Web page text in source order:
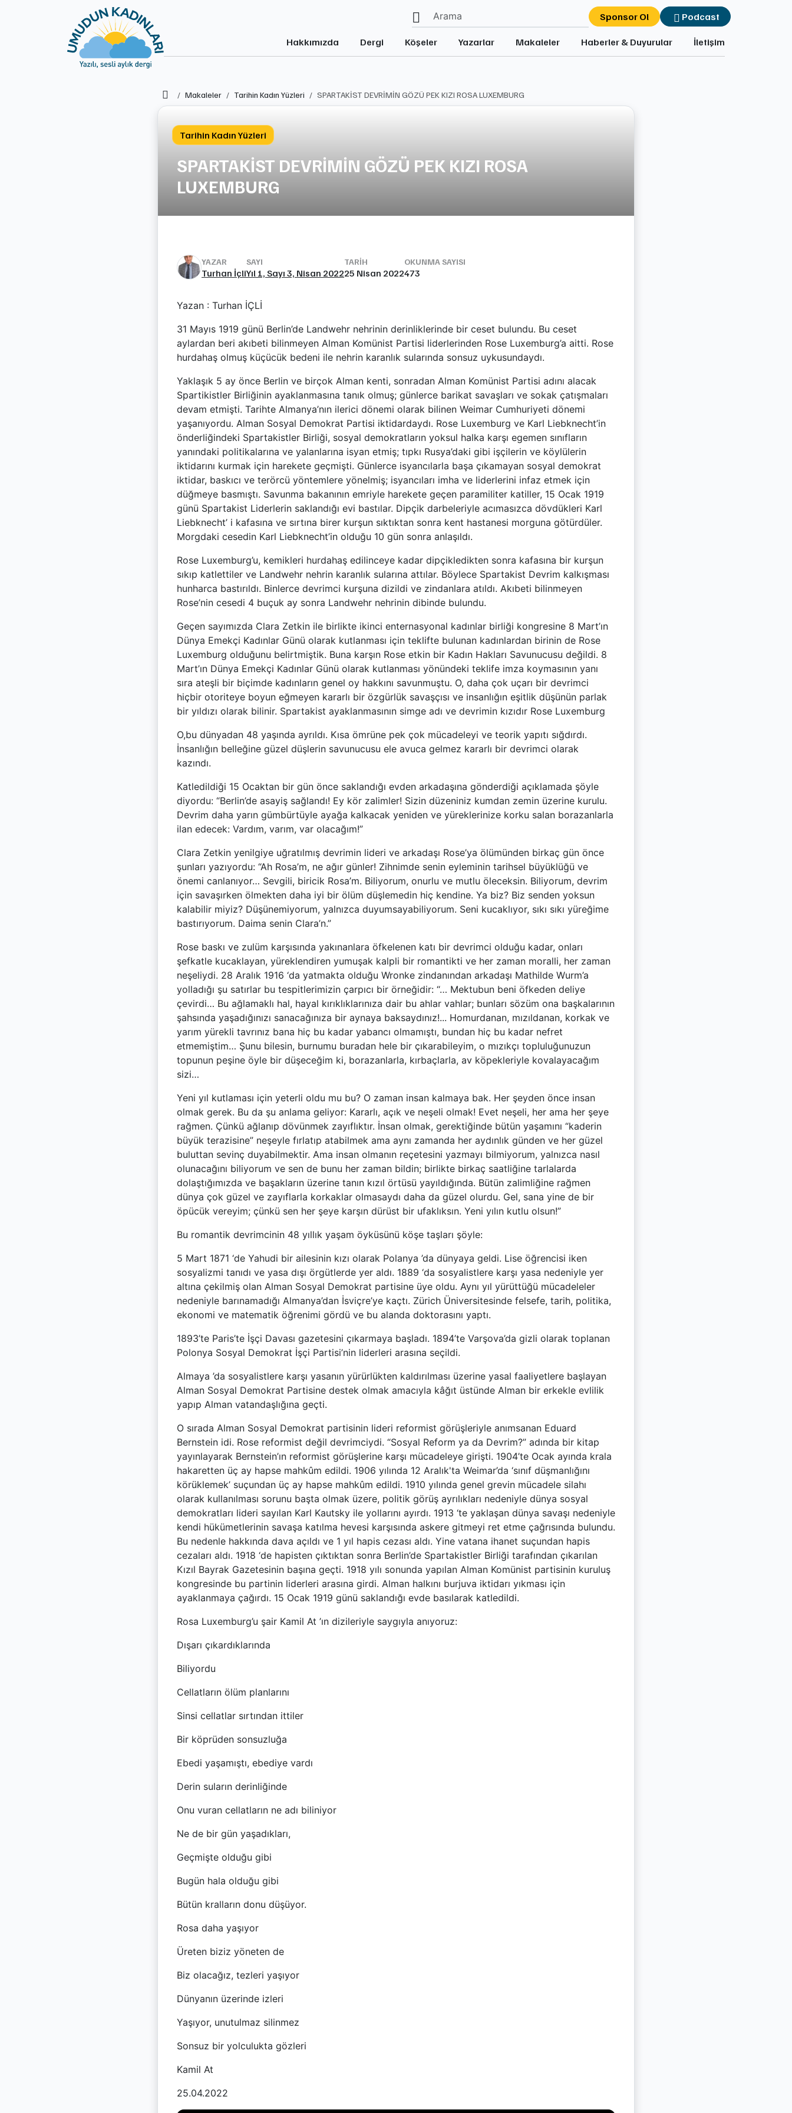
Sponsor Ol Podcast
Hakkımızda Dergi Köşeler Yazarlar Makaleler Haberler & Duyurular İletişim
Ana SayfaMakaleler Tarihin Kadın Yüzleri SPARTAKİST DEVRİMİN GÖZÜ PEK KIZI ROSA LUXEMBURG
Tarihin Kadın Yüzleri
SPARTAKİST DEVRİMİN GÖZÜ PEK KIZI ROSA
LUXEMBURG
YAZAR
Turhan İçli
SAYI
Yıl 1, Sayı 3, Nisan 2022
TARIH
25 Nisan 2022
OKUNMA SAYISI
473
Yazan : Turhan İÇLİ
31 Mayıs 1919 günü Berlin’de Landwehr nehrinin derinliklerinde bir ceset bulundu. Bu ceset
aylardan beri akıbeti bilinmeyen Alman Komünist Partisi liderlerinden Rose Luxemburg’a aitti. Rose
hurdahaş olmuş küçücük bedeni ile nehrin karanlık sularında sonsuz uykusundaydı.
Yaklaşık 5 ay önce Berlin ve birçok Alman kenti, sonradan Alman Komünist Partisi adını alacak
Spartikistler Birliğinin ayaklanmasına tanık olmuş; günlerce barikat savaşları ve sokak çatışmaları
devam etmişti. Tarihte Almanya’nın ilerici dönemi olarak bilinen Weimar Cumhuriyeti dönemi
yaşanıyordu. Alman Sosyal Demokrat Partisi iktidardaydı. Rose Luxemburg ve Karl Liebknecht’in
önderliğindeki Spartakistler Birliği, sosyal demokratların yoksul halka karşı egemen sınıfların
yanındaki politikalarına ve yalanlarına isyan etmiş; tıpkı Rusya’daki gibi işçilerin ve köylülerin
iktidarını kurmak için harekete geçmişti. Günlerce isyancılarla başa çıkamayan sosyal demokrat
iktidar, baskıcı ve terörcü yöntemlere yönelmiş; isyancıları imha ve liderlerini infaz etmek için
düğmeye basmıştı. Savunma bakanının emriyle harekete geçen paramiliter katiller, 15 Ocak 1919
günü Spartakist Liderlerin saklandığı evi bastılar. Dipçik darbeleriyle acımasızca dövdükleri Karl
Liebknecht’ i kafasına ve sırtına birer kurşun sıktıktan sonra kent hastanesi morguna götürdüler.
Morgdaki cesedin Karl Liebknecht’in olduğu 10 gün sonra anlaşıldı.
Rose Luxemburg’u, kemikleri hurdahaş edilinceye kadar dipçikledikten sonra kafasına bir kurşun
sıkıp katlettiler ve Landwehr nehrin karanlık sularına attılar. Böylece Spartakist Devrim kalkışması
hunharca bastırıldı. Binlerce devrimci kurşuna dizildi ve zindanlara atıldı. Akıbeti bilinmeyen
Rose’nin cesedi 4 buçuk ay sonra Landwehr nehrinin dibinde bulundu.
Geçen sayımızda Clara Zetkin ile birlikte ikinci enternasyonal kadınlar birliği kongresine 8 Mart’ın
Dünya Emekçi Kadınlar Günü olarak kutlanması için teklifte bulunan kadınlardan birinin de Rose
Luxemburg olduğunu belirtmiştik. Buna karşın Rose etkin bir Kadın Hakları Savunucusu değildi. 8
Mart’ın Dünya Emekçi Kadınlar Günü olarak kutlanması yönündeki teklife imza koymasının yanı
sıra ateşli bir biçimde kadınların genel oy hakkını savunmuştu. O, daha çok uçarı bir devrimci
hiçbir otoriteye boyun eğmeyen kararlı bir özgürlük savaşçısı ve insanlığın eşitlik düşünün parlak
bir yıldızı olarak bilinir. Spartakist ayaklanmasının simge adı ve devrimin kızıdır Rose Luxemburg
O,bu dünyadan 48 yaşında ayrıldı. Kısa ömrüne pek çok mücadeleyi ve teorik yapıtı sığdırdı.
İnsanlığın belleğine güzel düşlerin savunucusu ele avuca gelmez kararlı bir devrimci olarak
kazındı.
Katledildiği 15 Ocaktan bir gün önce saklandığı evden arkadaşına gönderdiği açıklamada şöyle
diyordu: “Berlin’de asayiş sağlandı! Ey kör zalimler! Sizin düzeniniz kumdan zemin üzerine kurulu.
Devrim daha yarın gümbürtüyle ayağa kalkacak yeniden ve yüreklerinize korku salan borazanlarla
ilan edecek: Vardım, varım, var olacağım!”
Clara Zetkin yenilgiye uğratılmış devrimin lideri ve arkadaşı Rose’ya ölümünden birkaç gün önce
şunları yazıyordu: “Ah Rosa’m, ne ağır günler! Zihnimde senin eyleminin tarihsel büyüklüğü ve
önemi canlanıyor… Sevgili, biricik Rosa’m. Biliyorum, onurlu ve mutlu öleceksin. Biliyorum, devrim
için savaşırken ölmekten daha iyi bir ölüm düşlemedin hiç kendine. Ya biz? Biz senden yoksun
kalabilir miyiz? Düşünemiyorum, yalnızca duyumsayabiliyorum. Seni kucaklıyor, sıkı sıkı yüreğime
bastırıyorum. Daima senin Clara’n.”
Rose baskı ve zulüm karşısında yakınanlara öfkelenen katı bir devrimci olduğu kadar, onları
şefkatle kucaklayan, yüreklendiren yumuşak kalpli bir romantikti ve her zaman moralli, her zaman
neşeliydi. 28 Aralık 1916 ‘da yatmakta olduğu Wronke zindanından arkadaşı Mathilde Wurm’a
yolladığı şu satırlar bu tespitlerimizin çarpıcı bir örneğidir: “… Mektubun beni öfkeden deliye
çevirdi… Bu ağlamaklı hal, hayal kırıklıklarınıza dair bu ahlar vahlar; bunları sözüm ona başkalarının
şahsında yaşadığınızı sanacağınıza bir aynaya baksaydınız!... Homurdanan, mızıldanan, korkak ve
yarım yürekli tavrınız bana hiç bu kadar yabancı olmamıştı, bundan hiç bu kadar nefret
etmemiştim… Şunu bilesin, burnumu buradan hele bir çıkarabileyim, o mızıkçı topluluğunuzun
topunun peşine öyle bir düşeceğim ki, borazanlarla, kırbaçlarla, av köpekleriyle kovalayacağım
sizi…
Yeni yıl kutlaması için yeterli oldu mu bu? O zaman insan kalmaya bak. Her şeyden önce insan
olmak gerek. Bu da şu anlama geliyor: Kararlı, açık ve neşeli olmak! Evet neşeli, her ama her şeye
rağmen. Çünkü ağlanıp dövünmek zayıflıktır. İnsan olmak, gerektiğinde bütün yaşamını “kaderin
büyük terazisine” neşeyle fırlatıp atabilmek ama aynı zamanda her aydınlık günden ve her güzel
buluttan sevinç duyabilmektir. Ama insan olmanın reçetesini yazmayı bilmiyorum, yalnızca nasıl
olunacağını biliyorum ve sen de bunu her zaman bildin; birlikte birkaç saatliğine tarlalarda
dolaştığımızda ve başakların üzerine tanın kızıl örtüsü yayıldığında. Bütün zalimliğine rağmen
dünya çok güzel ve zayıflarla korkaklar olmasaydı daha da güzel olurdu. Gel, sana yine de bir
öpücük vereyim; çünkü sen her şeye karşın dürüst bir ufaklıksın. Yeni yılın kutlu olsun!”
Bu romantik devrimcinin 48 yıllık yaşam öyküsünü köşe taşları şöyle:
5 Mart 1871 ‘de Yahudi bir ailesinin kızı olarak Polanya ’da dünyaya geldi. Lise öğrencisi iken
sosyalizmi tanıdı ve yasa dışı örgütlerde yer aldı. 1889 ‘da sosyalistlere karşı yasa nedeniyle yer
altına çekilmiş olan Alman Sosyal Demokrat partisine üye oldu. Aynı yıl yürüttüğü mücadeleler
nedeniyle barınamadığı Almanya’dan İsviçre’ye kaçtı. Zürich Üniversitesinde felsefe, tarih, politika,
ekonomi ve matematik öğrenimi gördü ve bu alanda doktorasını yaptı.
1893’te Paris’te İşçi Davası gazetesini çıkarmaya başladı. 1894’te Varşova’da gizli olarak toplanan
Polonya Sosyal Demokrat İşçi Partisi’nin liderleri arasına seçildi.
Almaya ’da sosyalistlere karşı yasanın yürürlükten kaldırılması üzerine yasal faaliyetlere başlayan
Alman Sosyal Demokrat Partisine destek olmak amacıyla kâğıt üstünde Alman bir erkekle evlilik
yapıp Alman vatandaşlığına geçti.
O sırada Alman Sosyal Demokrat partisinin lideri reformist görüşleriyle anımsanan Eduard
Bernstein idi. Rose reformist değil devrimciydi. “Sosyal Reform ya da Devrim?” adında bir kitap
yayınlayarak Bernstein’ın reformist görüşlerine karşı mücadeleye girişti. 1904’te Ocak ayında krala
hakaretten üç ay hapse mahkûm edildi. 1906 yılında 12 Aralık'ta Weimar’da ‘sınıf düşmanlığını
körüklemek’ suçundan üç ay hapse mahkûm edildi. 1910 yılında genel grevin mücadele silahı
olarak kullanılması sorunu başta olmak üzere, politik görüş ayrılıkları nedeniyle dünya sosyal
demokratları lideri sayılan Karl Kautsky ile yollarını ayırdı. 1913 ‘te yaklaşan dünya savaşı nedeniyle
kendi hükümetlerinin savaşa katılma hevesi karşısında askere gitmeyi ret etme çağrısında bulundu.
Bu nedenle hakkında dava açıldı ve 1 yıl hapis cezası aldı. Yine vatana ihanet suçundan hapis
cezaları aldı. 1918 ‘de hapisten çıktıktan sonra Berlin’de Spartakistler Birliği tarafından çıkarılan
Kızıl Bayrak Gazetesinin başına geçti. 1918 yılı sonunda yapılan Alman Komünist partisinin kuruluş
kongresinde bu partinin liderleri arasına girdi. Alman halkını burjuva iktidarı yıkması için
ayaklanmaya çağırdı. 15 Ocak 1919 günü saklandığı evde basılarak katledildi.
Rosa Luxemburg’u şair Kamil At ’ın dizileriyle saygıyla anıyoruz:
Dışarı çıkardıklarında
Biliyordu
Cellatların ölüm planlarını
Sinsi cellatlar sırtından ittiler
Bir köprüden sonsuzluğa
Ebedi yaşamıştı, ebediye vardı
Derin suların derinliğinde
Onu vuran cellatların ne adı biliniyor
Ne de bir gün yaşadıkları,
Geçmişte olduğu gibi
Bugün hala olduğu gibi
Bütün kralların donu düşüyor.
Rosa daha yaşıyor
Üreten biziz yöneten de
Biz olacağız, tezleri yaşıyor
Dünyanın üzerinde izleri
Yaşıyor, unutulmaz silinmez
Sonsuz bir yolculukta gözleri
Kamil At
25.04.2022